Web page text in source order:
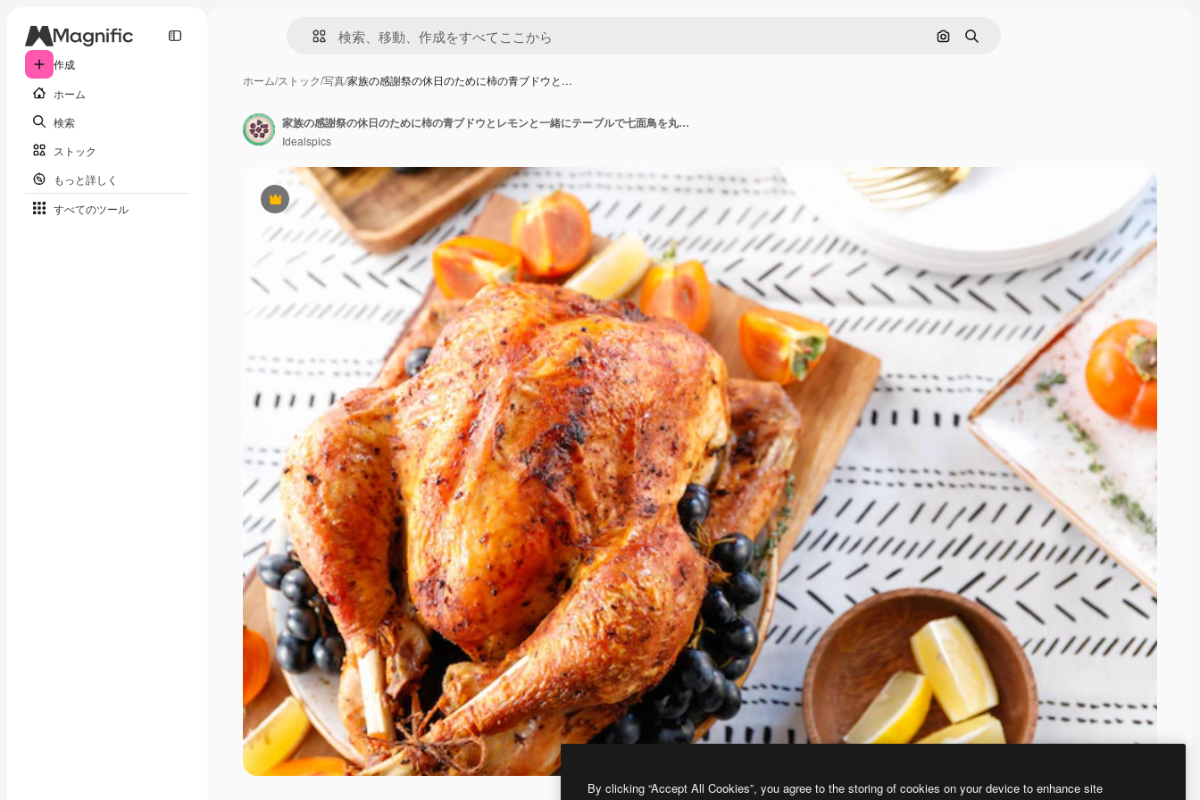
作成
ホーム
検索
ストック
もっと詳しく
すべてのツール
画像で検索
検索
ホーム/ストック/写真/家族の感謝祭の休日のために柿の青ブドウと…
Premium
家族の感謝祭の休日のために柿の青ブドウとレモンと一緒にテーブルで七面鳥を丸ごと焙煎
Idealspics
By clicking “Accept All Cookies”, you agree to the storing of cookies on your device to enhance site